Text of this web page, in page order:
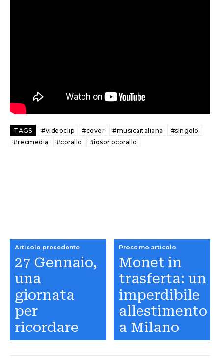
TAGS #videoclip #cover #musicaitaliana
#singolo
#recmedia
#corallo #iosonocorallo
Articolo precedente
27 Gennaio,
una
giornata
per
ricordare
Prossimo articolo
Monet in
trasferta: un
imperdibile
allestimento
a Milano